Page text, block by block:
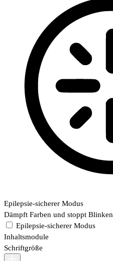
Epilepsie-sicherer Modus
Dämpft Farben und stoppt Blinken
Epilepsie-sicherer Modus
Inhaltsmodule
Schriftgröße